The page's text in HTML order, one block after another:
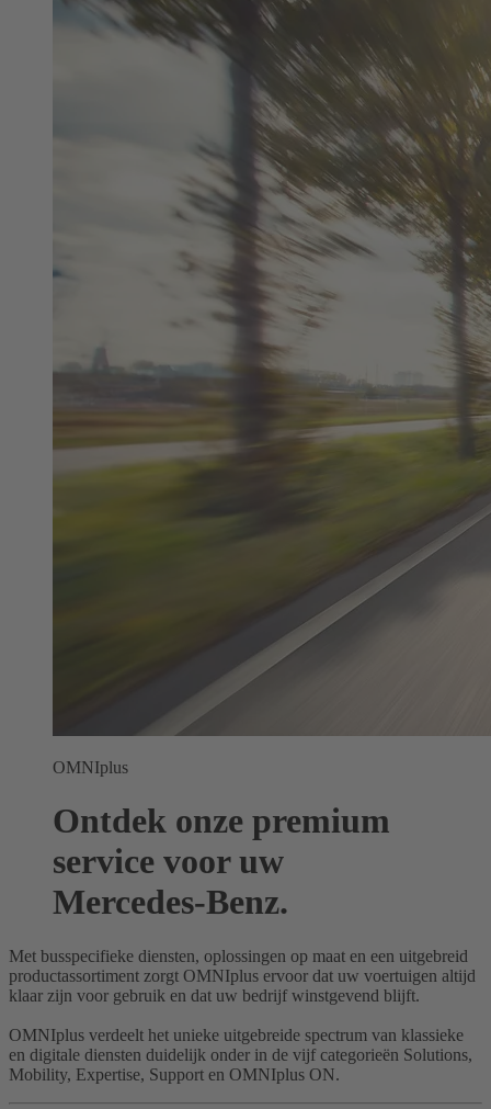
OMNIplus
Ontdek onze premium
service voor uw
Mercedes-Benz.
Met busspecifieke diensten, oplossingen op maat en een uitgebreid
productassortiment zorgt OMNIplus ervoor dat uw voertuigen altijd
klaar zijn voor gebruik en dat uw bedrijf winstgevend blijft.
OMNIplus verdeelt het unieke uitgebreide spectrum van klassieke
en digitale diensten duidelijk onder in de vijf categorieën Solutions,
Mobility, Expertise, Support en OMNIplus ON.